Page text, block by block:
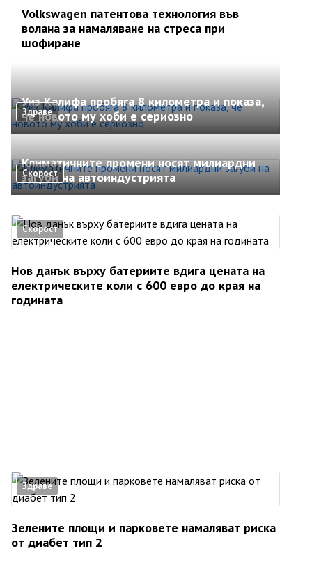
Volkswagen патентова технология във
волана за намаляване на стреса при
шофиране
Здраве
Уиз Калифа пробяга 8 километра и показа,
че новото му хоби е сериозно
Скорост
Климатичните промени носят милиардни
загуби на автоиндустрията
Скорост
Нов данък върху батериите вдига цената на
електрическите коли с 600 евро до края на
годината
Здраве
Зелените площи и парковете намаляват риска
от диабет тип 2